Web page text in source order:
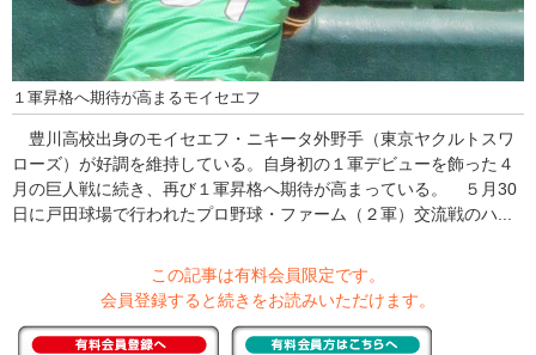
１軍昇格へ期待が高まるモイセエフ
豊川高校出身のモイセエフ・ニキータ外野手（東京ヤクルトスワ
ローズ）が好調を維持している。自身初の１軍デビューを飾った４
月の巨人戦に続き、再び１軍昇格へ期待が高まっている。 ５月30
日に戸田球場で行われたプロ野球・ファーム（２軍）交流戦のハ...
この記事は有料会員限定です。
会員登録すると続きをお読みいただけます。